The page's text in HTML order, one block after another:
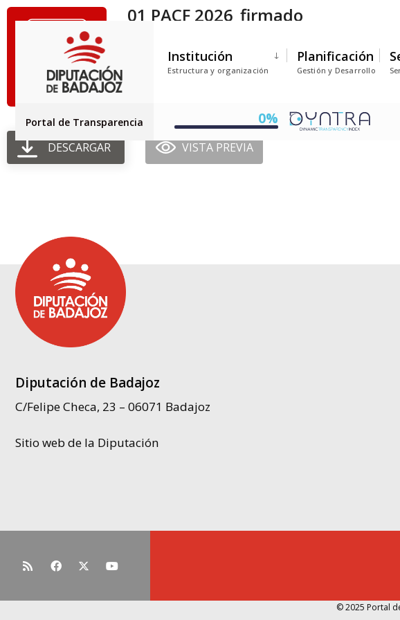
Institución
Estructura y organización
Planificación
Gestión y Desarrollo
Portal de Transparencia 0%
01 PACF 2026_firmado
Creado: 03-03-2026
Actualizado: 03-03-2026
DESCARGAR VISTA PREVIA
Diputación de Badajoz
C/Felipe Checa, 23 – 06071 Badajoz
Sitio web de la Diputación
© 2025 Portal